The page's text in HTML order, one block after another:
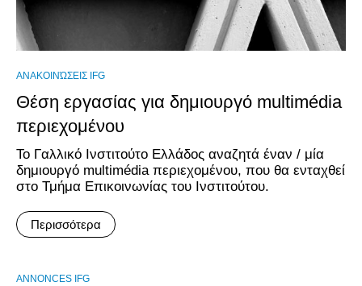
ΑΝΑΚΟΙΝΏΣΕΙΣ IFG
Θέση εργασίας για δημιουργό multimédia
περιεχομένου
Το Γαλλικό Ινστιτούτο Ελλάδος αναζητά έναν / μία
δημιουργό multimédia περιεχομένου, που θα ενταχθεί
στο Τμήμα Επικοινωνίας του Ινστιτούτου.
Περισσότερα
ANNONCES IFG